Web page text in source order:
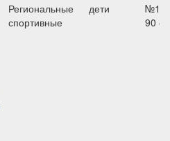
Региональные
спортивные
дети
№1,
90 см